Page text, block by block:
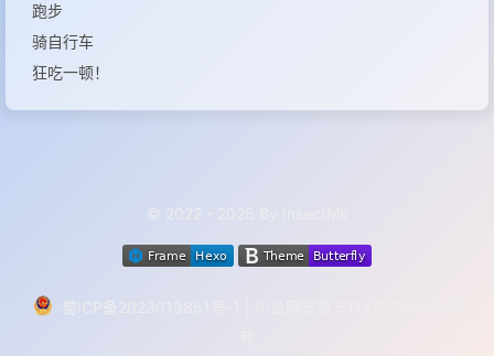
跑步
骑自行车
狂吃一顿！
© 2022 - 2026 By InsectMk
蜀ICP备2023013851号-1